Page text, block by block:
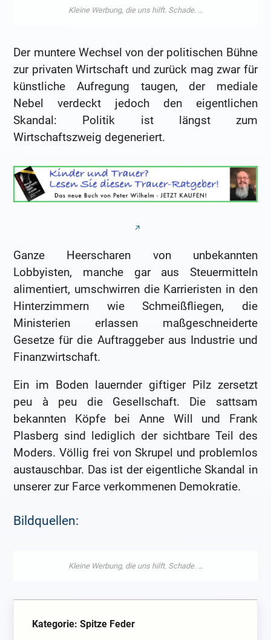
Der muntere Wechsel von der politischen Bühne
zur privaten Wirtschaft und zurück mag zwar für
künstliche Aufregung taugen, der mediale
Nebel verdeckt jedoch den eigentlichen
Skandal: Politik ist längst zum
Wirtschaftszweig degeneriert.
Ganze Heerscharen von unbekannten
Lobbyisten, manche gar aus Steuermitteln
alimentiert, umschwirren die Karrieristen in den
Hinterzimmern wie Schmeißfliegen, die
Ministerien erlassen maßgeschneiderte
Gesetze für die Auftraggeber aus Industrie und
Finanzwirtschaft.
Ein im Boden lauernder giftiger Pilz zersetzt
peu à peu die Gesellschaft. Die sattsam
bekannten Köpfe bei Anne Will und Frank
Plasberg sind lediglich der sichtbare Teil des
Moders. Völlig frei von Skrupel und problemlos
austauschbar. Das ist der eigentliche Skandal in
unserer zur Farce verkommenen Demokratie.
Bildquellen:
Kategorie: Spitze Feder